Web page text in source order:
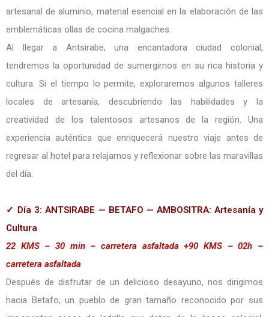
artesanal de aluminio, material esencial en la elaboración de las
emblemáticas ollas de cocina malgaches.
Al llegar a Antsirabe, una encantadora ciudad colonial,
tendremos la oportunidad de sumergirnos en su rica historia y
cultura. Si el tiempo lo permite, exploraremos algunos talleres
locales de artesanía, descubriendo las habilidades y la
creatividad de los talentosos artesanos de la región. Una
experiencia auténtica que enriquecerá nuestro viaje antes de
regresar al hotel para relajarnos y reflexionar sobre las maravillas
del día.
✓ Día 3: ANTSIRABE — BETAFO — AMBOSITRA: Artesanía y
Cultura
22 KMS – 30 min – carretera asfaltada +90 KMS – 02h –
carretera asfaltada
Después de disfrutar de un delicioso desayuno, nos dirigimos
hacia Betafo, un pueblo de gran tamaño reconocido por sus